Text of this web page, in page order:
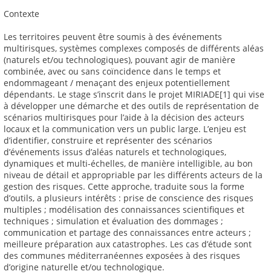
Contexte
Les territoires peuvent être soumis à des événements
multirisques, systèmes complexes composés de différents aléas
(naturels et/ou technologiques), pouvant agir de manière
combinée, avec ou sans coïncidence dans le temps et
endommageant / menaçant des enjeux potentiellement
dépendants. Le stage s’inscrit dans le projet MIRIADE[1] qui vise
à développer une démarche et des outils de représentation de
scénarios multirisques pour l’aide à la décision des acteurs
locaux et la communication vers un public large. L’enjeu est
d’identifier, construire et représenter des scénarios
d’événements issus d’aléas naturels et technologiques,
dynamiques et multi-échelles, de manière intelligible, au bon
niveau de détail et appropriable par les différents acteurs de la
gestion des risques. Cette approche, traduite sous la forme
d’outils, a plusieurs intérêts : prise de conscience des risques
multiples ; modélisation des connaissances scientifiques et
techniques ; simulation et évaluation des dommages ;
communication et partage des connaissances entre acteurs ;
meilleure préparation aux catastrophes. Les cas d’étude sont
des communes méditerranéennes exposées à des risques
d’origine naturelle et/ou technologique.